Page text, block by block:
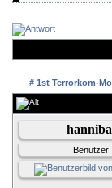
# 1st Terrorkom-
Benutzer